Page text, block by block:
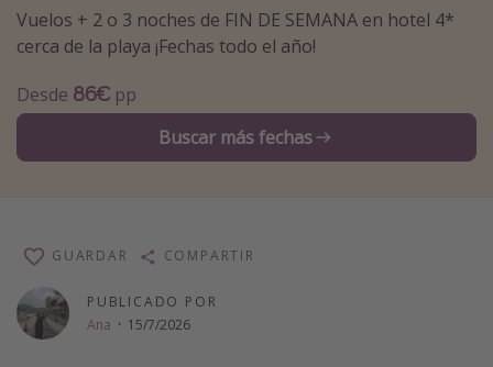
Inspiración para viajes
Camping
Glamping
Viajes en tren
Viajar sola como mujer
Vacaciones de Playa
Viajes para singles
Escapadas románticas
Vuelos + 2 o 3 noches de FIN DE SEMANA en hotel 4*
cerca de la playa ¡Fechas todo el año!
Desde 86€ pp
Buscar más fechas
PUBLICADO POR
Ana · 15/7/2026
GUARDAR COMPARTIR